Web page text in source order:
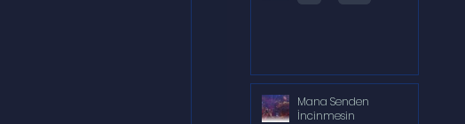
Mana Senden
İncinmesin